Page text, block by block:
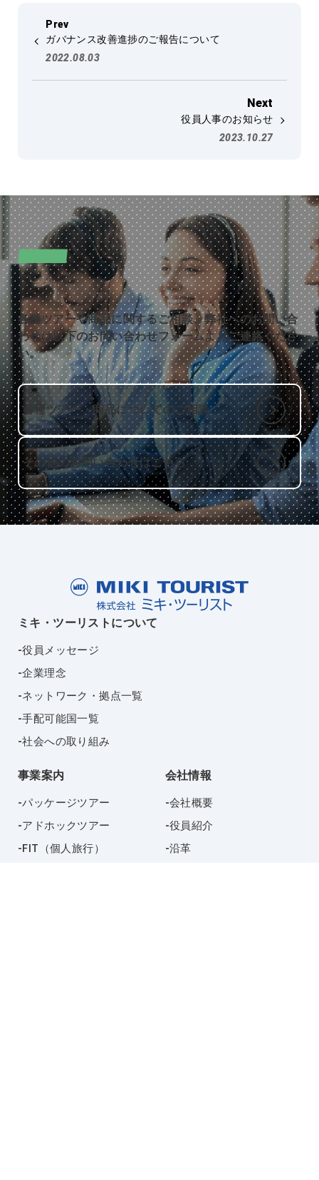
ガバナンス改善進捗のご報告について
2022.08.03
役員人事のお知らせ
2023.10.27
CONTACT
お問い合わせ
各種ツアーや商品に関するご相談、弊社へのお問い合
わせは以下のお問い合わせフォームよりご連絡くださ
い。
各種ツアー・商品についてのご相談
その他のお問い合わせはこちら
ミキ・ツーリストについて
役員メッセージ
企業理念
ネットワーク・拠点一覧
手配可能国一覧
社会への取り組み
事業案内
パッケージツアー
アドホックツアー
FIT（個人旅行）
会社情報
会社概要
役員紹介
沿革